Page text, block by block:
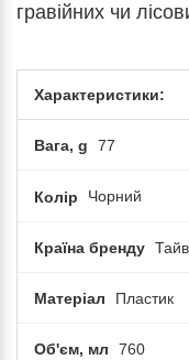
гравійних чи
Характеристики:
Вага, g 77
Колір Чорний
Країна бренду
Матеріал Пластик
Об'єм, мл 760